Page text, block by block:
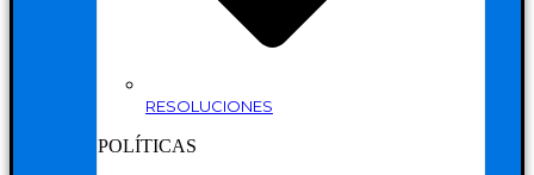
RESOLUCIONES
POLÍTICAS